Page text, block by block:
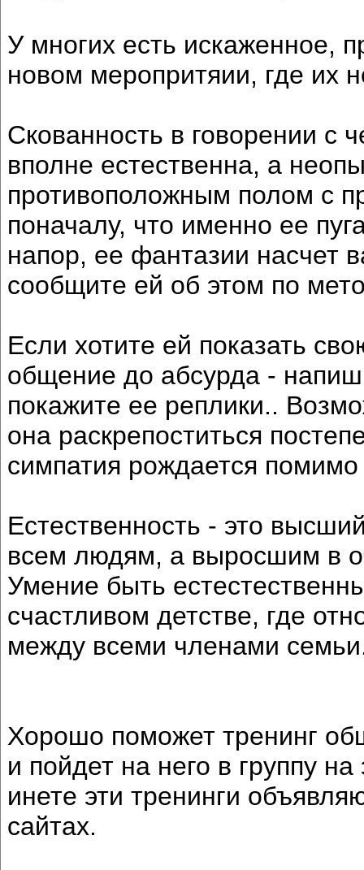
У многих есть искаженное,
новом меропритяии, где их
Скованность в говорении с
вполне естественна, а
противоположным полом с
поначалу, что именно ее
напор, ее фантазии насчет
сообщите ей об этом по
Если хотите ей показать
общение до абсурда -
покажите ее реплики..
она раскрепоститься
симпатия рождается
Естественность - это
всем людям, а выросшим в
Умение быть
счастливом детстве, где
между всеми членами
Хорошо поможет тренинг
и пойдет на него в группу
инете эти тренинги
сайтах.